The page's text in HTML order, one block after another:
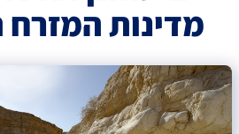
מדינות המזרח